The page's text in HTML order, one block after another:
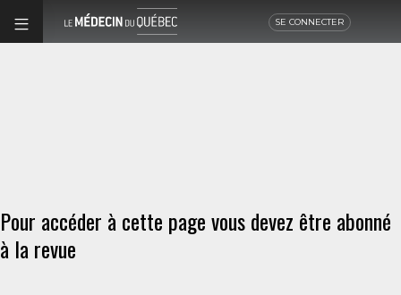
SE CONNECTER
Pour accéder à cette page vous devez être abonné
à la revue